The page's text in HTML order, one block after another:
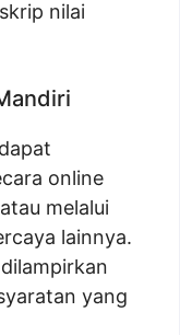
nilai
online
melalui
lainnya.
yang